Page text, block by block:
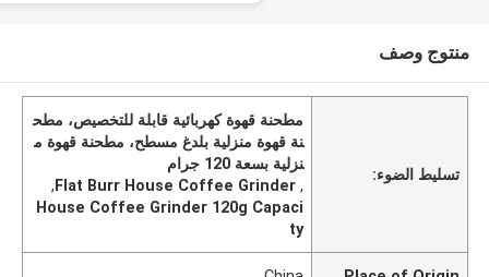
منتوج وصف
تسليط الضوء:
مطحنة قهوة كهربائية قابلة للتخصيص، مطح
نة قهوة منزلية بلدغ مسطح، مطحنة قهوة م
نزلية بسعة 120 جرام
,
Flat Burr House Coffee Grinder
,
House Coffee Grinder 120g Capaci
ty